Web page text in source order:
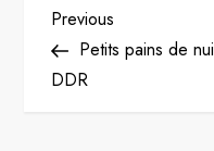
P
o
Previous
Post
Previous
Petits pains de
DDR